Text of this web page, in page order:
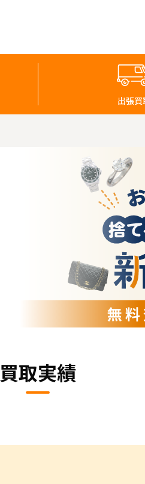
出張買
買取実績